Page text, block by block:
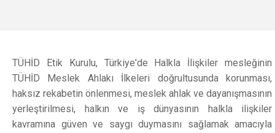
TÜHİD Etik Kurulu, Türkiye'de Halkla İlişkiler mesleğinin
TÜHİD Meslek Ahlakı İlkeleri doğrultusunda korunması,
haksız rekabetin önlenmesi, meslek ahlak ve dayanışmasının
yerleştirilmesi, halkın ve iş dünyasının halkla ilişkiler
kavramına güven ve saygı duymasını sağlamak amacıyla